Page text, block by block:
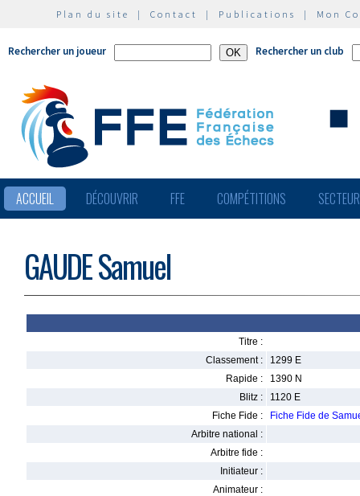
Plan du site | Contact | Publications | Mon
Rechercher un joueur Rechercher un club
ACCUEIL DÉCOUVRIR FFE COMPÉTITIONS
GAUDE Samuel
Titre :
Classement :
1299 E
Rapide :
1390 N
Blitz :
1120 E
Fiche Fide :
Fiche Fide de
Arbitre national :
Arbitre fide :
Initiateur :
Animateur :